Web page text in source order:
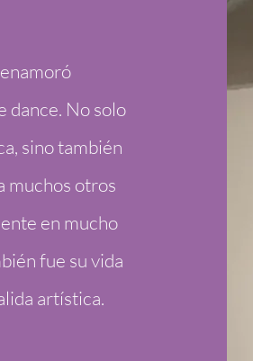
dance. No solo
sino también
muchos otros
en mucho
fue su vida
artística.